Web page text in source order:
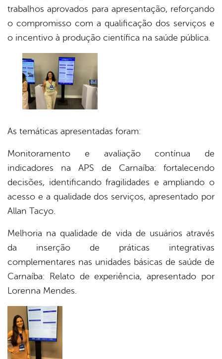
trabalhos aprovados para apresentação, reforçando
o compromisso com a qualificação dos serviços e
o incentivo à produção científica na saúde pública.
As temáticas apresentadas foram:
Monitoramento e avaliação contínua de
indicadores na APS de Carnaíba: fortalecendo
decisões, identificando fragilidades e ampliando o
acesso e a qualidade dos serviços, apresentado por
Allan Tacyo.
Melhoria na qualidade de vida de usuários através
da inserção de práticas integrativas
complementares nas unidades básicas de saúde de
Carnaíba: Relato de experiência, apresentado por
Lorenna Mendes.